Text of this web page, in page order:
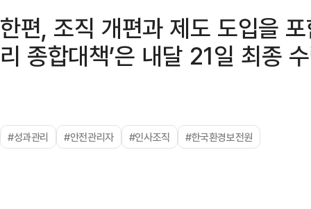
한편, 조직 개편과 제도 도입을
리 종합대책’은 내달 21일 최종
#성과관리 #안전관리자 #인사조직 #한국환경보전원